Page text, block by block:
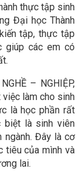
thực tập sinh
Đại học Thành
tập, thực tập
giúp các em có
– NGHIỆP,
làm cho sinh
là học phần rất
biệt là sinh viên
ngành. Đây là cơ
tiêu của mình và
lai.